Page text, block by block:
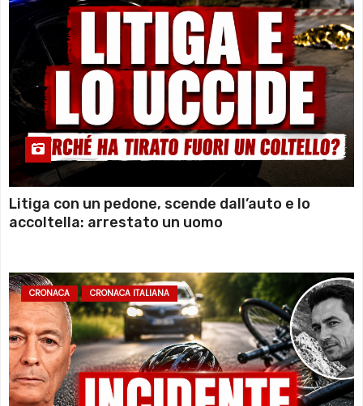
Litiga con un pedone, scende dall’auto e lo
accoltella: arrestato un uomo
CRONACA CRONACA ITALIANA